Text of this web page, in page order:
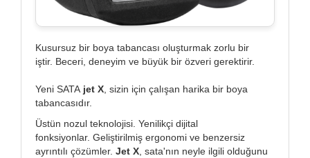
Kusursuz bir boya tabancası oluşturmak zorlu bir
iştir. Beceri, deneyim ve büyük bir özveri gerektirir.
Yeni SATA jet X , sizin için çalışan harika bir boya
tabancasıdır.
Üstün nozul teknolojisi. Yenilikçi dijital
fonksiyonlar. Geliştirilmiş ergonomi ve benzersiz
ayrıntılı çözümler. Jet X , sata'nın neyle ilgili olduğunu